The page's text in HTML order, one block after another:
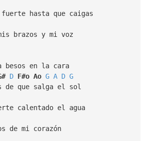
hasta que caigas
brazos y mi voz
besos en la cara
D F#o Ao G A D G
de que salga el sol
calentado el agua
de mi corazón